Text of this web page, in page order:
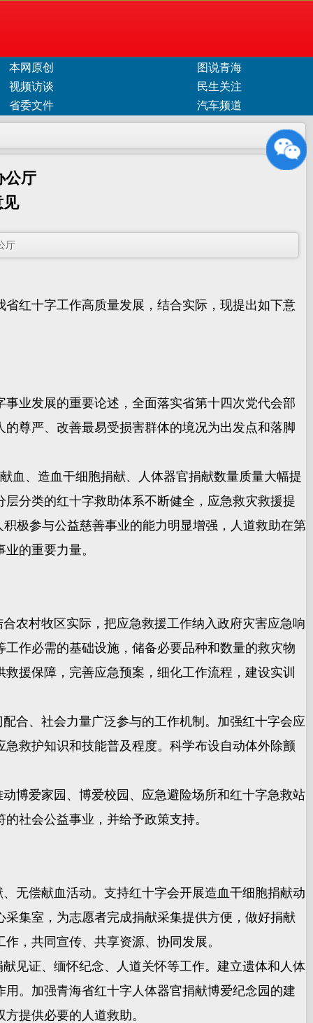
本网原创
图说青海
视频访谈
民生关注
省委文件
汽车频道
公厅
厅
红十字工作高质量发展，结合实际，现提出如下意
业发展的重要论述，全面落实省第十四次党代会部
尊严、改善最易受损害群体的境况为出发点和落脚
、造血干细胞捐献、人体器官捐献数量质量大幅提
分类的红十字救助体系不断健全，应急救灾救援提
极参与公益慈善事业的能力明显增强，人道救助在第
的重要力量。
村牧区实际，把应急救援工作纳入政府灾害应急响
作必需的基础设施，储备必要品种和数量的救灾物
援保障，完善应急预案，细化工作流程，建设实训
、社会力量广泛参与的工作机制。加强红十字会应
救护知识和技能普及程度。科学布设自动体外除颤
爱家园、博爱校园、应急避险场所和红十字急救站
社会公益事业，并给予政策支持。
偿献血活动。支持红十字会开展造血干细胞捐献动
集室，为志愿者完成捐献采集提供方便，做好捐献
，共同宣传、共享资源、协同发展。
证、缅怀纪念、人道关怀等工作。建立遗体和人体
。加强青海省红十字人体器官捐献博爱纪念园的建
提供必要的人道救助。